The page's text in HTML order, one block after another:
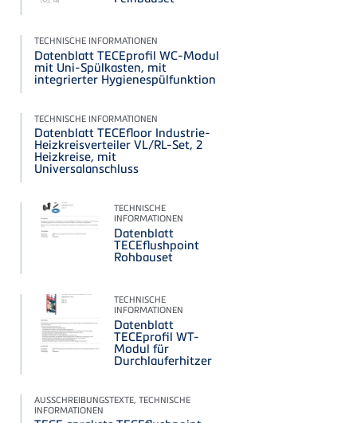
TECHNISCHE INFORMATIONEN
Datenblatt TECEprofil WC-Modul
mit Uni-Spülkasten, mit
integrierter Hygienespülfunktion
TECHNISCHE INFORMATIONEN
Datenblatt TECEfloor Industrie-
Heizkreisverteiler VL/RL-Set, 2
Heizkreise, mit
Universalanschluss
TECHNISCHE
INFORMATIONEN
Datenblatt
TECEflushpoint
Rohbauset
TECHNISCHE
INFORMATIONEN
Datenblatt
TECEprofil WT-
Modul für
Durchlauferhitzer
AUSSCHREIBUNGSTEXTE, TECHNISCHE
INFORMATIONEN